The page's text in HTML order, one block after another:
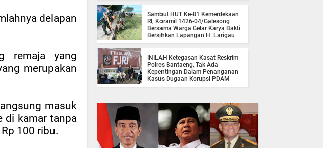
delapan
remaja yang
merupakan
masuk
di kamar tanpa
100 ribu.
Sambut HUT Ke-81 Kemerdekaan
RI, Koramil 1426-04/Galesong
Bersama Warga Gelar Karya Bakti
Bersihkan Lapangan H. Larigau
INILAH Ketegasan Kasat Reskrim
Polres Bantaeng, Tak Ada
Kepentingan Dalam Penanganan
Kasus Dugaan Korupsi PDAM